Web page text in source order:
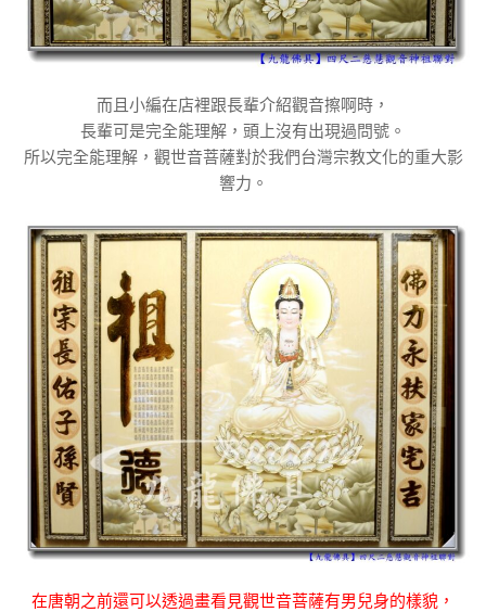
而且小編在店裡跟長輩介紹觀音擦啊時，
長輩可是完全能理解，頭上沒有出現過問號。
所以完全能理解，觀世音菩薩對於我們台灣宗教文化的重大影
響力。
在唐朝之前還可以透過畫看見觀世音菩薩有男兒身的樣貌，